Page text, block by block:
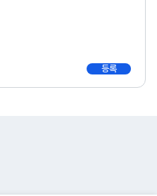
등록